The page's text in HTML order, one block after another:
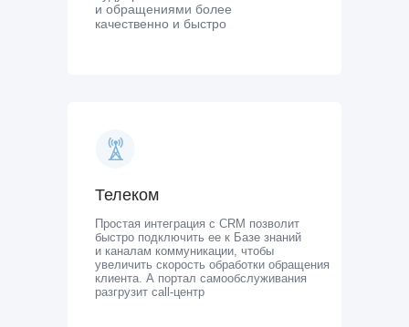
Телеком
Простая интеграция с CRM позволит
быстро подключить ее к Базе знаний
и каналам коммуникации, чтобы
увеличить скорость обработки обращения
клиента. А портал самообслуживания
разгрузит call-центр
и обращениями более
качественно и быстро